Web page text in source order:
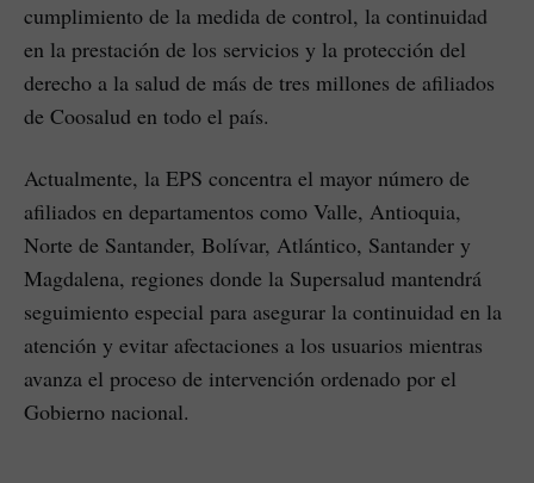
cumplimiento de la medida de control, la continuidad
en la prestación de los servicios y la protección del
derecho a la salud de más de tres millones de afiliados
de Coosalud en todo el país.
Actualmente, la EPS concentra el mayor número de
afiliados en departamentos como Valle, Antioquia,
Norte de Santander, Bolívar, Atlántico, Santander y
Magdalena, regiones donde la Supersalud mantendrá
seguimiento especial para asegurar la continuidad en la
atención y evitar afectaciones a los usuarios mientras
avanza el proceso de intervención ordenado por el
Gobierno nacional.